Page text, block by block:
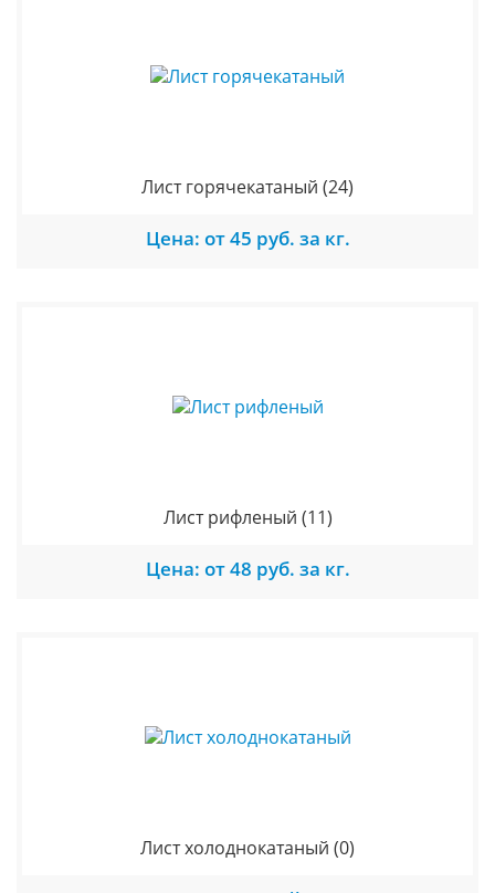
Лист горячекатаный (24)
Цена: от 45 руб. за кг.
Лист рифленый (11)
Цена: от 48 руб. за кг.
Лист холоднокатаный (0)